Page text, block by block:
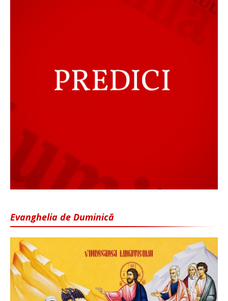
Evanghelia de Duminică